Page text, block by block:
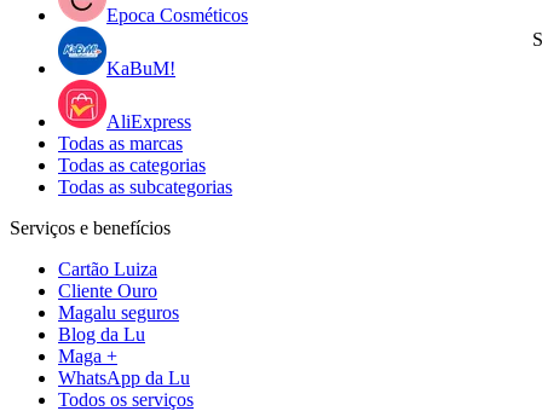
Epoca Cosméticos
KaBuM!
AliExpress
Todas as marcas
Todas as categorias
Todas as subcategorias
Serviços e benefícios
Cartão Luiza
Cliente Ouro
Magalu seguros
Blog da Lu
Maga +
WhatsApp da Lu
Todos os serviços